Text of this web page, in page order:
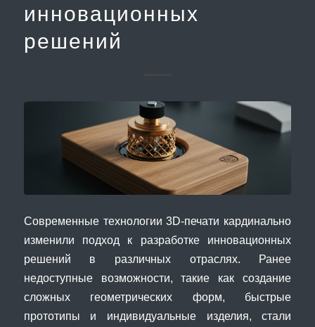
инновационных
решений
Современные технологии 3D-печати кардинально
изменили подход к разработке инновационных
решений в различных отраслях. Ранее
недоступные возможности, такие как создание
сложных геометрических форм, быстрые
прототипы и индивидуальные изделия, стали